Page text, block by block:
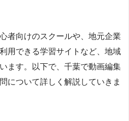
者向けのスクールや、地元企業
用できる学習サイトなど、地域
ます。以下で、千葉で動画編集
について詳しく解説していきま